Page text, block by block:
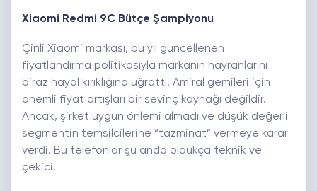
Xiaomi Redmi 9C Bütçe Şampiyonu
Çinli Xiaomi markası, bu yıl güncellenen
fiyatlandırma politikasıyla markanın hayranlarını
biraz hayal kırıklığına uğrattı. Amiral gemileri için
önemli fiyat artışları bir sevinç kaynağı değildir.
Ancak, şirket uygun önlemi almadı ve düşük değerli
segmentin temsilcilerine “tazminat” vermeye karar
verdi. Bu telefonlar şu anda oldukça teknik ve
çekici.